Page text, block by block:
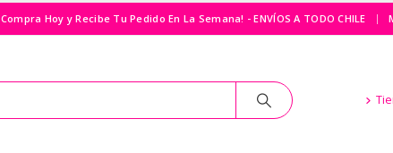
Compra Hoy y Recibe Tu Pedido En La Semana! - ENVÍOS A TODO CHILE |